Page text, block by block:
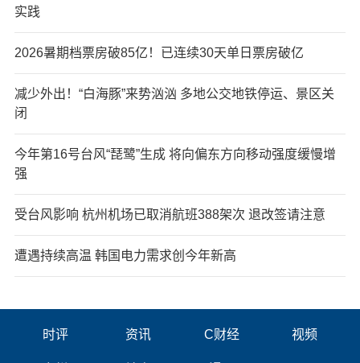
实践
2026暑期档票房破85亿！已连续30天单日票房破亿
减少外出！“白海豚”来势汹汹 多地公交地铁停运、景区关
闭
今年第16号台风“琵鹭”生成 将向偏东方向移动强度缓慢增
强
受台风影响 杭州机场已取消航班388架次 退改签请注意
遭遇持续高温 韩国电力需求创今年新高
时评 资讯 C财经 视频